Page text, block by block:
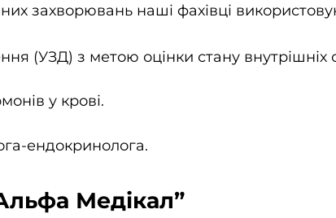
захворювань наші фахівці
(УЗД) з метою оцінки стану внутрішніх
у крові.
ендокринолога.
Медікал”